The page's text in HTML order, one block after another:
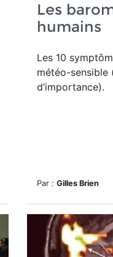
Les
humains
Les 10
météo-sensible
d’importance).
Par : Gilles Brien